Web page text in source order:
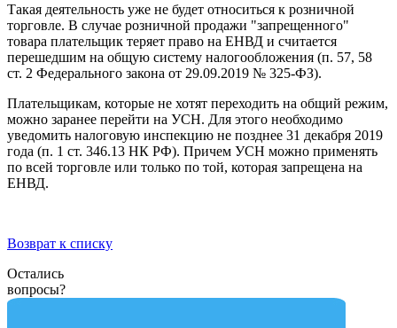
Такая деятельность уже не будет относиться к розничной
торговле. В случае розничной продажи "запрещенного"
товара плательщик теряет право на ЕНВД и считается
перешедшим на общую систему налогообложения (п. 57, 58
ст. 2 Федерального закона от 29.09.2019 № 325-ФЗ).
Плательщикам, которые не хотят переходить на общий режим,
можно заранее перейти на УСН. Для этого необходимо
уведомить налоговую инспекцию не позднее 31 декабря 2019
года (п. 1 ст. 346.13 НК РФ). Причем УСН можно применять
по всей торговле или только по той, которая запрещена на
ЕНВД.
Возврат к списку
Остались
вопросы?